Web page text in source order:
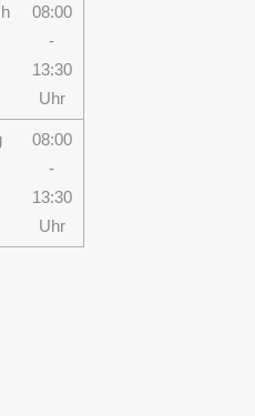
08:00
-
13:30
Uhr
08:00
-
13:30
Uhr